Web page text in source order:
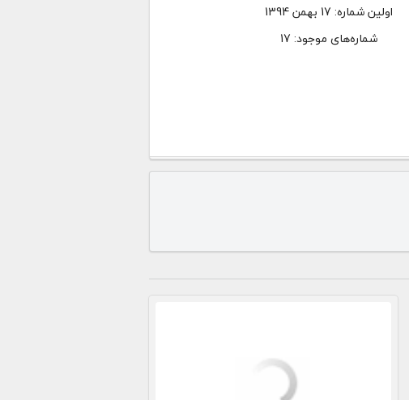
اولین شماره: 17 بهمن 1394
شماره‌های موجود: 17